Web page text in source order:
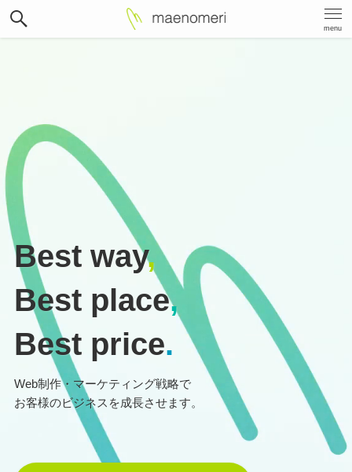
menu
Best way,
Best place,
Best price.
Web制作・マーケティング戦略で
お客様のビジネスを成長させます。